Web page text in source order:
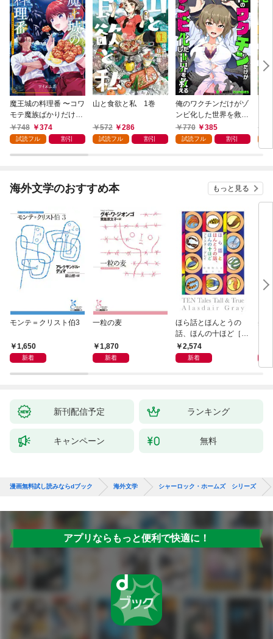
魔王城の料理番 〜コワ
モテ魔族ばかりだけ
ど、ホワイトな職場で
す〜 1巻
748 374
試読フル 割引
山と食欲と私 1巻
572 286
試読フル 割引
俺のワクチンだけがゾ
ンビ化した世界を救え
る 1巻
770 385
試読フル 割引
海外文学のおすすめ本 もっと見る
モンテ＝クリスト伯3
1,650
新着
一粒の麦
1,870
新着
ほら話とほんとうの
話、ほんの十ほど［新
装版］
2,574
新着
美
新刊配信予定 ランキング
キャンペーン 無料
漫画無料試し読みならdブック 海外文学 シャーロック・ホームズ シリーズ
アプリならもっと便利で快適に！